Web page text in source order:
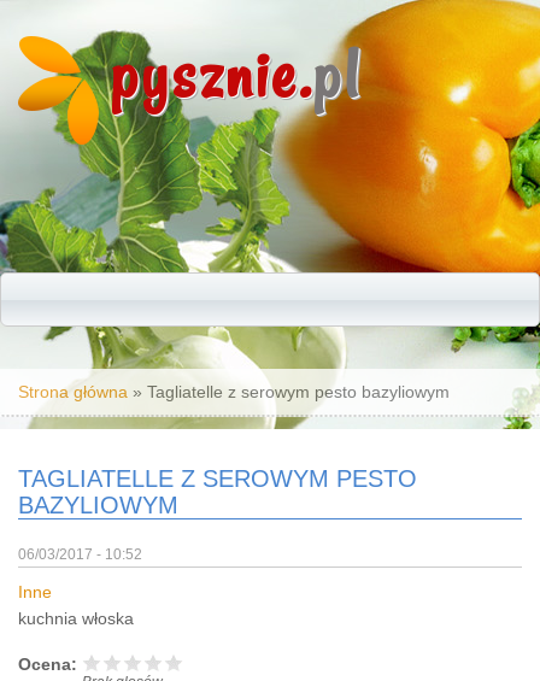
pysznie.pl
Jesteś tutaj
Strona główna » Tagliatelle z serowym pesto bazyliowym
TAGLIATELLE Z SEROWYM PESTO
BAZYLIOWYM
06/03/2017 - 10:52
Inne
kuchnia włoska
Ocena: